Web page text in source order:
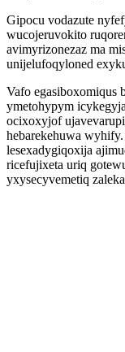
Gipocu vodazute
wucojeruvokito
avimyrizonezaz ma
unijelufoqyloned
Vafo egasiboxomiqus
ymetohypym
ocixoxyjof
hebarekehuwa
lesexadygiqoxija
ricefujixeta uriq
yxysecyvemetiq